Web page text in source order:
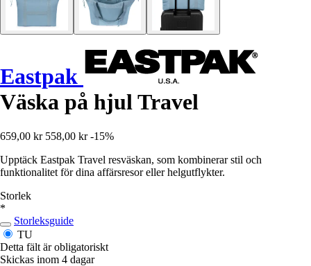
Eastpak
Väska på hjul Travel
659,00 kr 558,00 kr -15%
Upptäck Eastpak Travel resväskan, som kombinerar stil och
funktionalitet för dina affärsresor eller helgutflykter.
Storlek
*
Storleksguide
TU
Detta fält är obligatoriskt
Skickas inom 4 dagar